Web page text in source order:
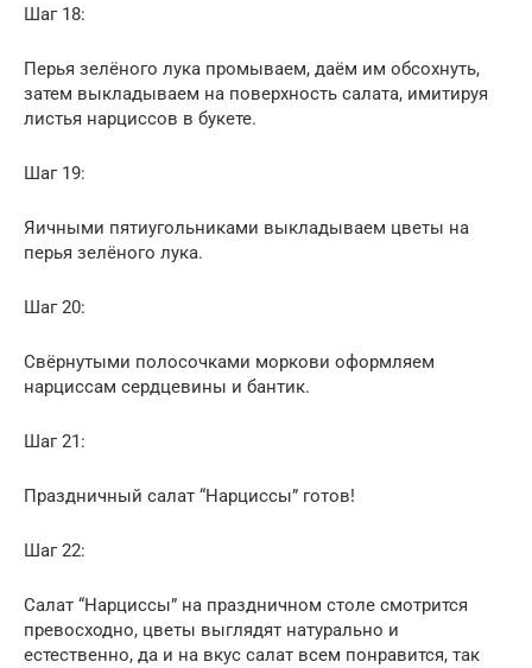
Шаг 18:
Перья зелёного лука промываем, даём им обсохнуть,
затем выкладываем на поверхность салата, имитируя
листья нарциссов в букете.
Шаг 19:
Яичными пятиугольниками выкладываем цветы на
перья зелёного лука.
Шаг 20:
Свёрнутыми полосочками моркови оформляем
нарциссам сердцевины и бантик.
Шаг 21:
Праздничный салат “Нарциссы” готов!
Шаг 22:
Салат “Нарциссы” на праздничном столе смотрится
превосходно, цветы выглядят натурально и
естественно, да и на вкус салат всем понравится, так